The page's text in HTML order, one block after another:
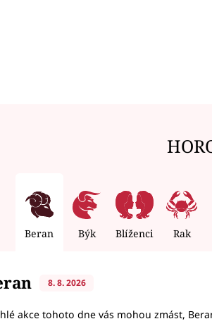
Beran Býk Blíženci Rak
8. 8. 2026
akce tohoto dne vás mohou zmást,